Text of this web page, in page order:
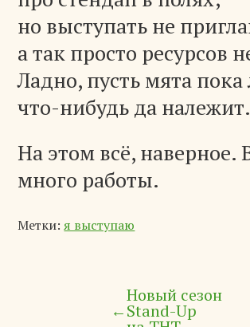
но выступать не
а так просто ресурсов
Ладно, пусть мята
что-нибудь да належит.
На этом всё, наверное.
много работы.
Метки:я выступаю
←
Новый сезон
Stand-Up